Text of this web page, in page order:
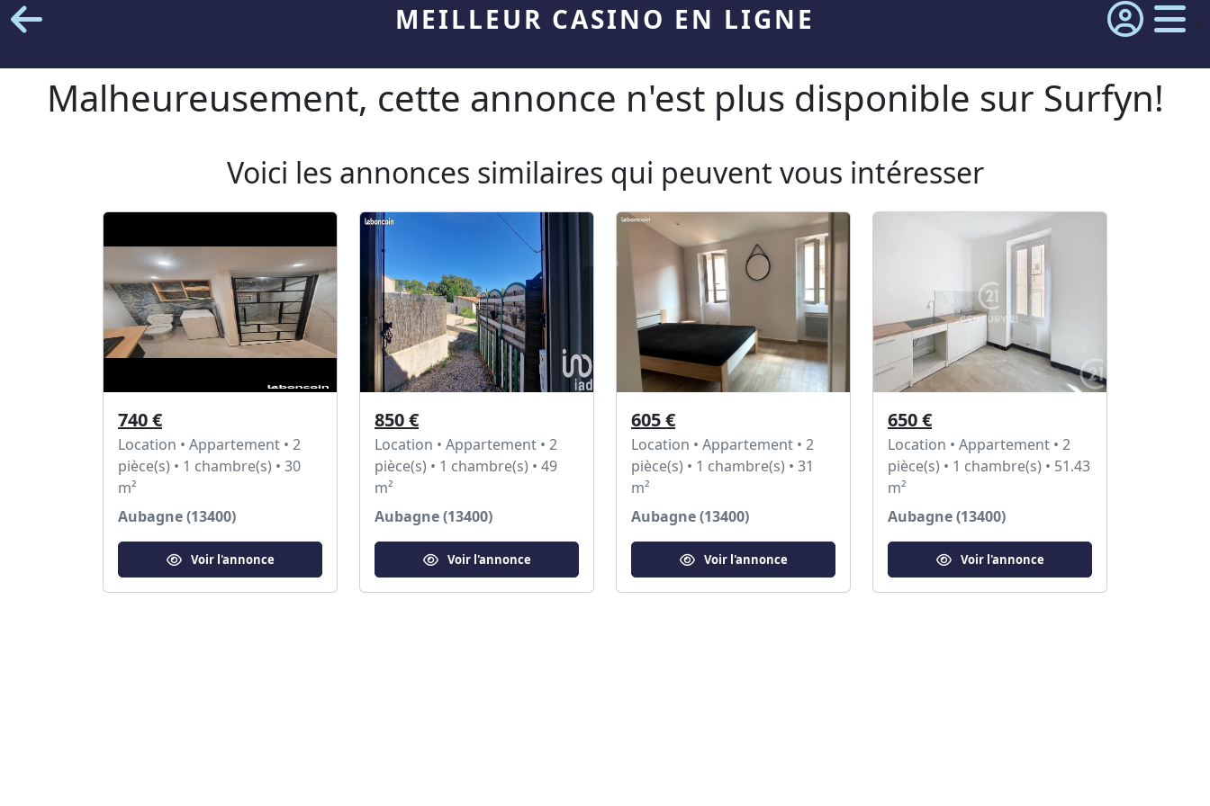
MEILLEUR CASINO EN LIGNE
Malheureusement, cette annonce n'est plus disponible sur Surfyn!
Voici les annonces similaires qui peuvent vous intéresser
740 €
Location • Appartement • 2
pièce(s) • 1 chambre(s) • 30
m²
Aubagne (13400)
Voir l'annonce
850 €
Location • Appartement • 2
pièce(s) • 1 chambre(s) • 49
m²
Aubagne (13400)
Voir l'annonce
605 €
Location • Appartement • 2
pièce(s) • 1 chambre(s) • 31
m²
Aubagne (13400)
Voir l'annonce
650 €
Location • Appartement • 2
pièce(s) • 1 chambre(s) • 51.43
m²
Aubagne (13400)
Voir l'annonce